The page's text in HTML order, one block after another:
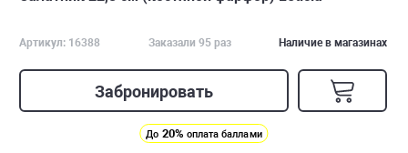
Артикул: 16388 Заказали 95 раз Наличие в магазинах
Забронировать
До 20% оплата баллами